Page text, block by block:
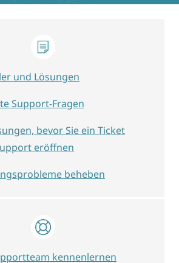
und Lösungen
Support-Fragen
bevor Sie ein Ticket
eröffnen
beheben
kennenlernen